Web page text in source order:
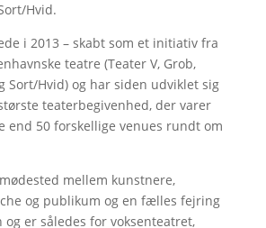
Hvid.
i 2013 – skabt som et initiativ fra
teatre (Teater V, Grob,
Sort/Hvid) og har siden udviklet sig
teaterbegivenhed, der varer
end 50 forskellige venues rundt om
mellem kunstnere,
og publikum og en fælles fejring
og er således for voksenteatret,